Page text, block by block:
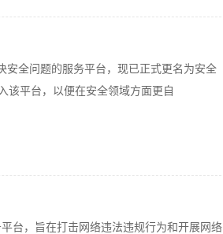
安全问题的服务平台，现已正式更名为安全
该平台，以便在安全领域方面更自
台，旨在打击网络违法违规行为和开展网络